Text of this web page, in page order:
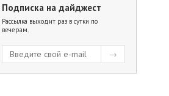
Подписка на дайджест
Рассылка выходит раз в сутки по
вечерам.